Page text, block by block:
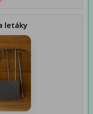
letáky